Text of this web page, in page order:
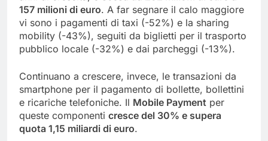
157 milioni di euro. A far segnare il calo maggiore
vi sono i pagamenti di taxi (-52%) e la sharing
mobility (-43%), seguiti da biglietti per il trasporto
pubblico locale (-32%) e dai parcheggi (-13%).
Continuano a crescere, invece, le transazioni da
smartphone per il pagamento di bollette, bollettini
e ricariche telefoniche. Il Mobile Payment per
queste componenti cresce del 30% e supera
quota 1,15 miliardi di euro.